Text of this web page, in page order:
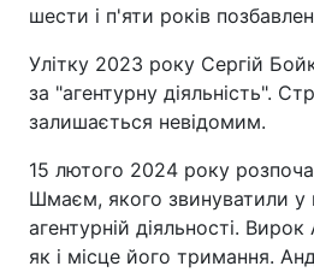
шести і п'яти років
Улітку 2023 року Сергій
за "агентурну діяльність".
залишається невідомим.
15 лютого 2024 року
Шмаєм, якого звинуватили у
агентурній діяльності.
як і місце його тримання.